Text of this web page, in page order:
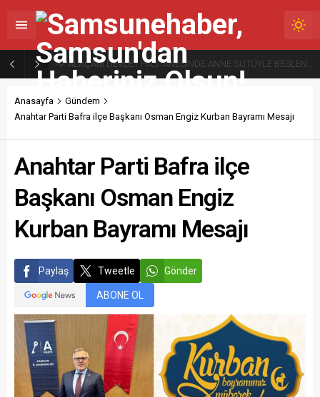
ALİ KALE TURİSTİK TESİSLERİ VATANDAŞLARIN VAZGEÇİLMEZ ADRESİ
Anasayfa
Gündem
Anahtar Parti Bafra ilçe Başkanı Osman Engiz Kurban Bayramı Mesajı
Anahtar Parti Bafra ilçe
Başkanı Osman Engiz
Kurban Bayramı Mesajı
Paylaş Tweetle Gönder
ABONE OL